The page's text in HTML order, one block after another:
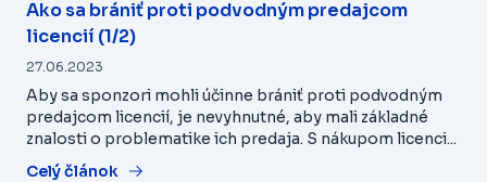
Ako sa brániť proti podvodným predajcom
licencií (1/2)
27.06.2023
Aby sa sponzori mohli účinne brániť proti podvodným
predajcom licencií, je nevyhnutné, aby mali základné
znalosti o problematike ich predaja. S nákupom licenci...
Celý článok